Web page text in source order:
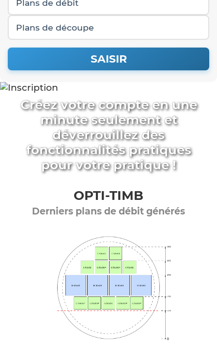
Créez votre compte en une
minute seulement et
déverrouillez des
fonctionnalités pratiques
pour votre pratique !
OPTI-TIMB
Derniers plans de débit générés
Plans de débit
Plans de découpe
SAISIR